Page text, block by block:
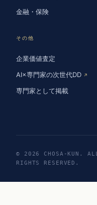
金融・保険
その他
企業価値査定
AI×専門家の次世代DD ↗
専門家として掲載
© 2026 CHOSA-KUN. ALL
RIGHTS RESERVED.